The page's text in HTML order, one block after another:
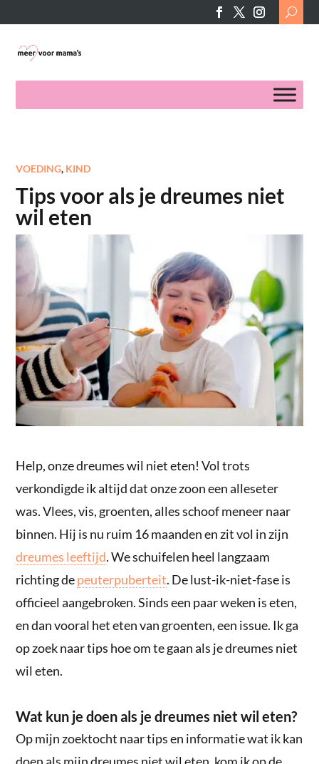
Search
for:
VOEDING, KIND
Tips voor als je dreumes niet
wil eten
Help, onze dreumes wil niet eten! Vol trots
verkondigde ik altijd dat onze zoon een alleseter
was. Vlees, vis, groenten, alles schoof meneer naar
binnen. Hij is nu ruim 16 maanden en zit vol in zijn
dreumes leeftijd. We schuifelen heel langzaam
richting depeuterpuberteit. De lust-ik-niet-fase is
officieel aangebroken. Sinds een paar weken is eten,
en dan vooral het eten van groenten, een issue. Ik ga
op zoek naar tips hoe om te gaan als je dreumes niet
wil eten.
Wat kun je doen als je dreumes niet wil eten?
Op mijn zoektocht naar tips en informatie wat ik kan